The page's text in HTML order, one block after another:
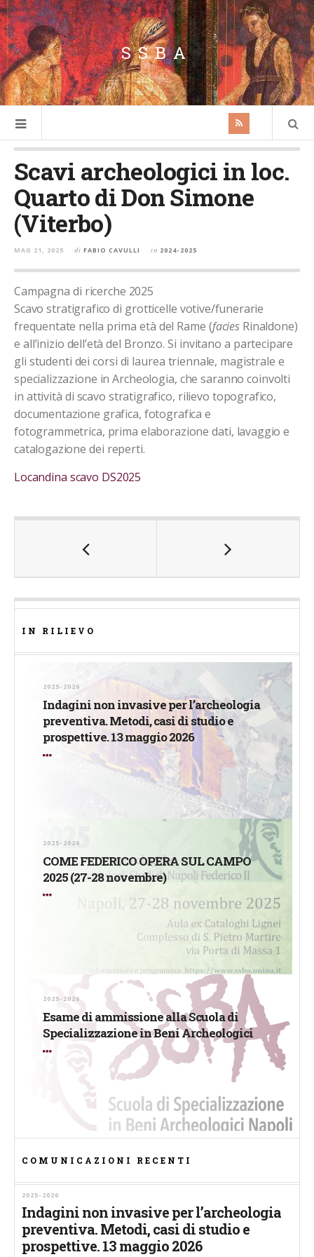
SSBA
Scavi archeologici in loc.
Quarto di Don Simone
(Viterbo)
MAG 21, 2025 di FABIO CAVULLI in 2024-2025
Campagna di ricerche 2025
Scavo stratigrafico di grotticelle votive/funerarie
frequentate nella prima età del Rame (faciesRinaldone)
e all’inizio dell’età del Bronzo. Si invitano a partecipare
gli studenti dei corsi di laurea triennale, magistrale e
specializzazione in Archeologia, che saranno coinvolti
in attività di scavo stratigrafico, rilievo topografico,
documentazione grafica, fotografica e
fotogrammetrica, prima elaborazione dati, lavaggio e
catalogazione dei reperti.
Locandina scavo DS2025
IN RILIEVO
2025-2026
Indagini non invasive per l’archeologia
preventiva. Metodi, casi di studio e
prospettive. 13 maggio 2026
2025-2026
COME FEDERICO OPERA SUL CAMPO
2025 (27-28 novembre)
2025-2026
Esame di ammissione alla Scuola di
Specializzazione in Beni Archeologici
COMUNICAZIONI RECENTI
2025-2026
Indagini non invasive per l’archeologia
preventiva. Metodi, casi di studio e
prospettive. 13 maggio 2026